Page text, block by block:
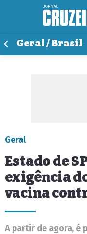
Geral / Brasil
Geral
Estado de
exigência
vacina
A partir de agora, é